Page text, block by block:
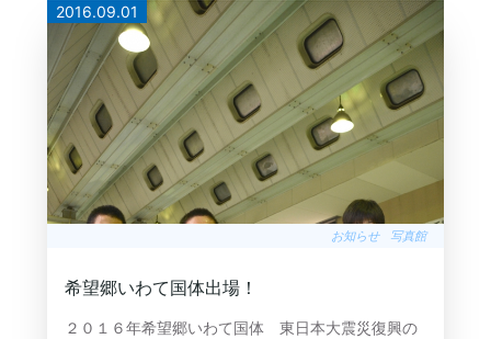
2016.09.01
お知らせ 写真館
希望郷いわて国体出場！
２０１６年希望郷いわて国体 東日本大震災復興の